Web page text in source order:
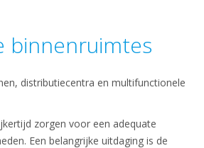
binnenruimtes
distributiecentra en multifunctionele
zorgen voor een adequate
Een belangrijke uitdaging is de